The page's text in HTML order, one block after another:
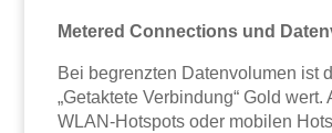
Metered Connections und
Bei begrenzten Datenvolumen ist
„Getaktete Verbindung“ Gold wert.
WLAN-Hotspots oder mobilen